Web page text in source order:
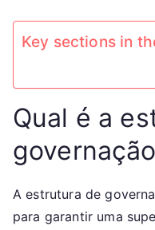
Key sections in
Qual é a
A estrutura de
para garantir uma